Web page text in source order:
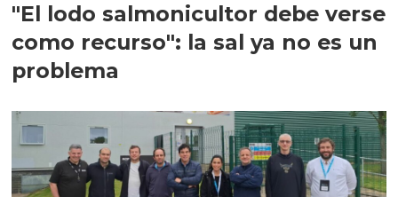
"El lodo salmonicultor debe verse
como recurso": la sal ya no es un
problema